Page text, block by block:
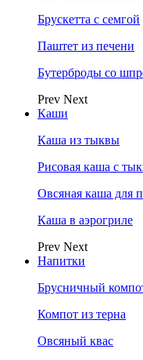
Брускетта с семгой
Паштет из печени
Бутерброды со
Prev Next
Каши
Каша из тыквы
Рисовая каша с
Овсяная каша для
Каша в аэрогриле
Prev Next
Напитки
Брусничный
Компот из терна
Овсяный квас